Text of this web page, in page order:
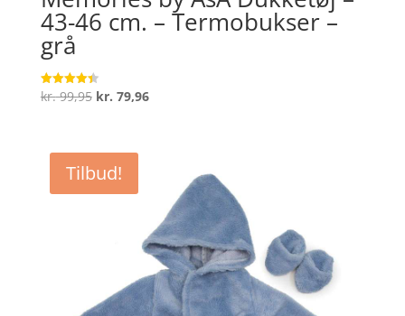
43-46 cm. – Termobukser –
grå
Vurderet
4.4
kr.99,95 Den
var:
kr. 99,95.
kr. 79,96Den
kr. 79,96.
Tilbud!